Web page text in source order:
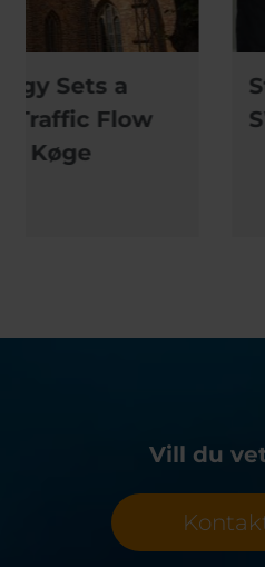
Strategic
SWARCO Group
Vill du